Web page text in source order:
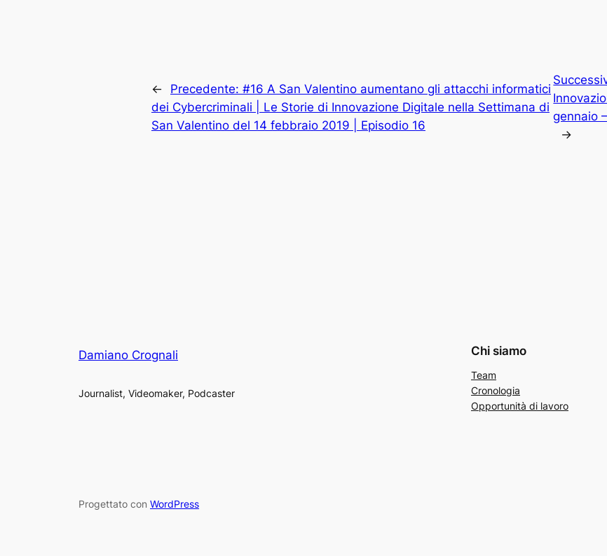
← Precedente: #16 A San Valentino aumentano gli attacchi informatici
dei Cybercriminali | Le Storie di Innovazione Digitale nella Settimana di
San Valentino del 14 febbraio 2019 | Episodio 16
gennaio
→
Damiano Crognali
Journalist, Videomaker, Podcaster
Chi siamo
Team
Cronologia
Opportunità di lavoro
Progettato con WordPress